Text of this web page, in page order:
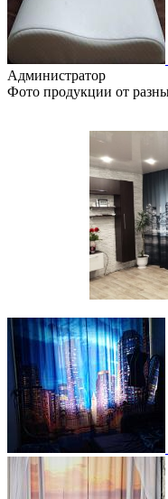
Администратор
Фото продукции от